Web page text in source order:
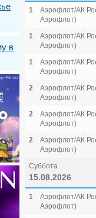
в
1
Аэрофлот/АК
Аэрофлот)
1
Аэрофлот/АК
Аэрофлот)
1
Аэрофлот/АК
Аэрофлот)
2
Аэрофлот/АК
Аэрофлот)
2
Аэрофлот/АК
Аэрофлот)
2
Аэрофлот/АК
Аэрофлот)
Суббота
15.08.2026
1
Аэрофлот/АК
Аэрофлот)